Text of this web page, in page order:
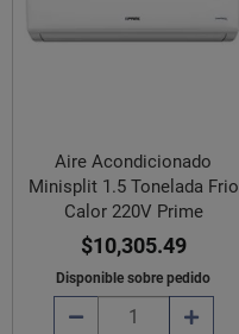
Aire Acondicionado
Minisplit 1.5 Tonelada Frio
Calor 220V Prime
$10,305.49
Disponible sobre pedido